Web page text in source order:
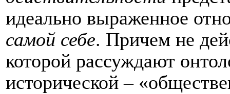
идеально выраженное
самой себе. Причем не
которой рассуждают
исторической –